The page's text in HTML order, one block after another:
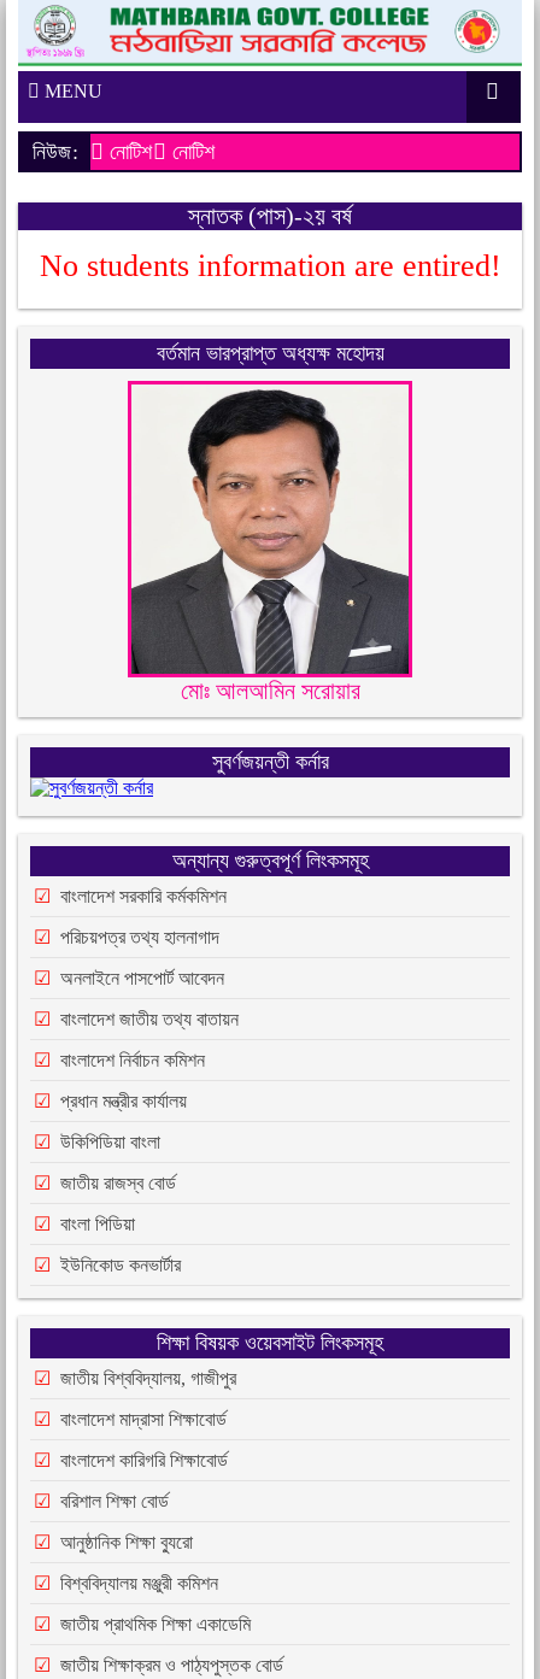
MENU
নিউজ: নোটিশ
নোটিশ
স্নাতক (পাস)-২য় বর্ষ
No students information are entired!
বর্তমান ভারপ্রাপ্ত অধ্যক্ষ মহোদয়
মোঃ আলআমিন সরোয়ার
সুবর্ণজয়ন্তী কর্নার
অন্যান্য গুরুত্বপূর্ণ লিংকসমূহ
বাংলাদেশ সরকারি কর্মকমিশন
পরিচয়পত্র তথ্য হালনাগাদ
অনলাইনে পাসপোর্ট আবেদন
বাংলাদেশ জাতীয় তথ্য বাতায়ন
বাংলাদেশ নির্বাচন কমিশন
প্রধান মন্ত্রীর কার্যালয়
উকিপিডিয়া বাংলা
জাতীয় রাজস্ব বোর্ড
বাংলা পিডিয়া
ইউনিকোড কনভার্টার
শিক্ষা বিষয়ক ওয়েবসাইট লিংকসমূহ
জাতীয় বিশ্ববিদ্যালয়, গাজীপুর
বাংলাদেশ মাদ্রাসা শিক্ষাবোর্ড
বাংলাদেশ কারিগরি শিক্ষাবোর্ড
বরিশাল শিক্ষা বোর্ড
আনুষ্ঠানিক শিক্ষা ব্যুরো
বিশ্ববিদ্যালয় মঞ্জুরী কমিশন
জাতীয় প্রাথমিক শিক্ষা একাডেমি
জাতীয় শিক্ষাক্রম ও পাঠ্যপুস্তক বোর্ড